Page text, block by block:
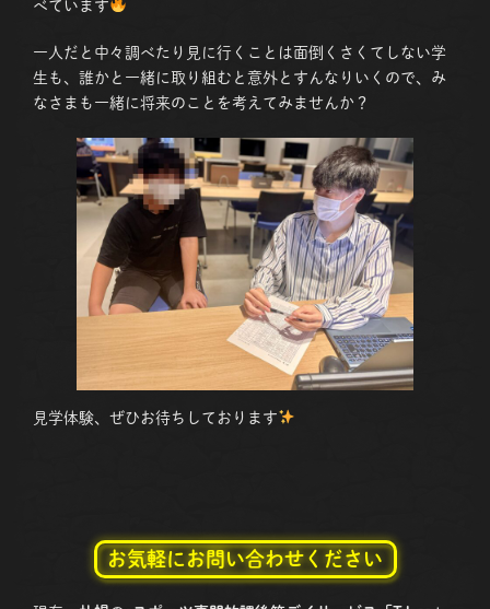
べています
一人だと中々調べたり見に行くことは面倒くさくてしない学
生も、誰かと一緒に取り組むと意外とすんなりいくので、み
なさまも一緒に将来のことを考えてみませんか？
見学体験、ぜひお待ちしております
お気軽にお問い合わせください